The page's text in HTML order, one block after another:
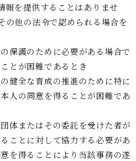
報を提供することはありませ
の他の法令で認められる場合を
保護のために必要がある場合で
とが困難であるとき
健全な育成の推進のために特に
人の同意を得ることが困難であ
体またはその委託を受けた者が
ことに対して協力する必要があ
を得ることにより当該事務の遂